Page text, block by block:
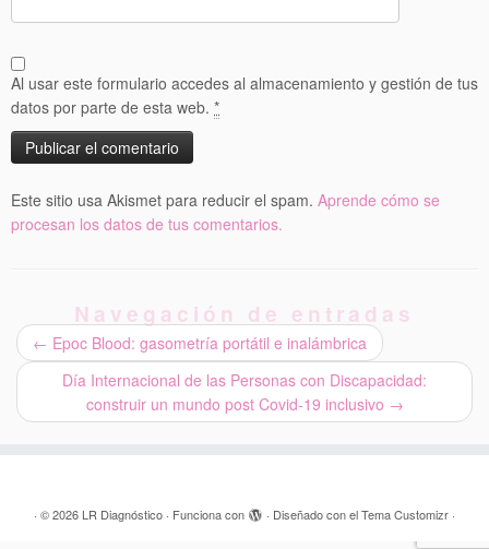
Al usar este formulario accedes al almacenamiento y gestión de tus
datos por parte de esta web. *
Este sitio usa Akismet para reducir el spam. Aprende cómo se
procesan los datos de tus comentarios.
Navegación de entradas
← Epoc Blood: gasometría portátil e inalámbrica
Día Internacional de las Personas con Discapacidad:
construir un mundo post Covid-19 inclusivo →
· © 2026 LR Diagnóstico · Funciona con · Diseñado con elTema Customizr ·